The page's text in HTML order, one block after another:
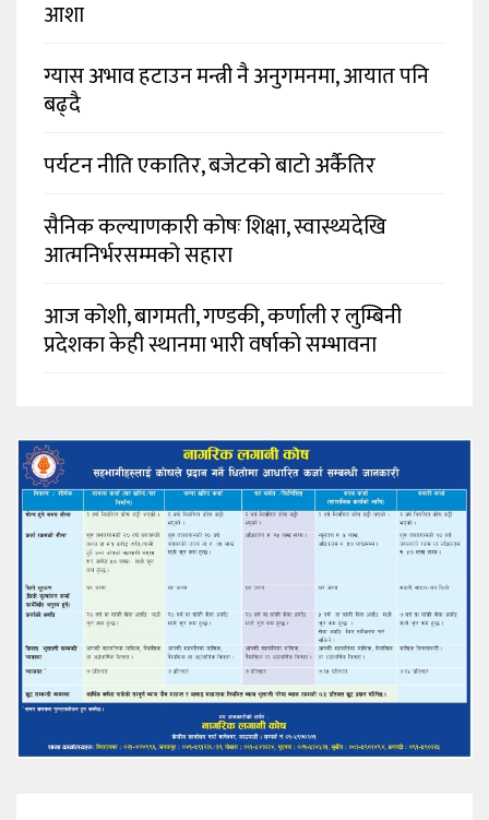
आशा
ग्यास अभाव हटाउन मन्त्री नै अनुगमनमा, आयात पनि
बढ्दै
पर्यटन नीति एकातिर, बजेटको बाटो अर्कैतिर
सैनिक कल्याणकारी कोषः शिक्षा, स्वास्थ्यदेखि
आत्मनिर्भरसम्मको सहारा
आज कोशी, बागमती, गण्डकी, कर्णाली र लुम्बिनी
प्रदेशका केही स्थानमा भारी वर्षाको सम्भावना